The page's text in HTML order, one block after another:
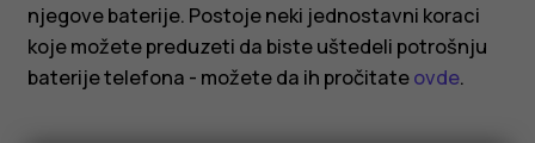
njegove baterije. Postoje neki jednostavni koraci
koje možete preduzeti da biste uštedeli potrošnju
baterije telefona - možete da ih pročitateovde.